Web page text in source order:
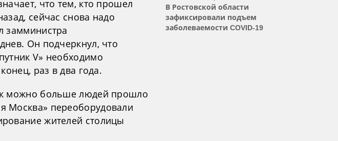
что тем, кто прошел
сейчас снова надо
замминистра
Он подчеркнул, что
V» необходимо
раз в два года.
можно больше людей прошло
Москва» переоборудовали
жителей столицы
В Ростовской области
зафиксировали подъем
заболеваемости COVID-19